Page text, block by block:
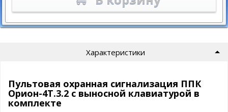
Характеристики
Пультовая охранная сигнализация ППК
Орион-4Т.3.2 с выносной клавиатурой в
комплекте